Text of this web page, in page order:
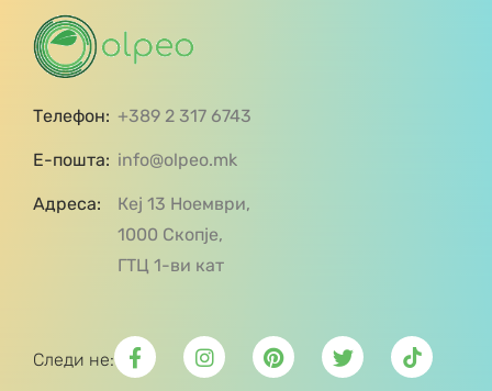
Телефон: +389 2 317 6743
Е-пошта: info@olpeo.mk
Адреса:
Кеј 13 Ноември,
1000 Скопје,
ГТЦ 1-ви кат
Следи не: